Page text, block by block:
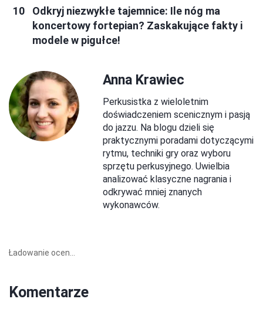
Odkryj niezwykłe tajemnice: Ile nóg ma
koncertowy fortepian? Zaskakujące fakty i
modele w pigułce!
Anna Krawiec
Perkusistka z wieloletnim
doświadczeniem scenicznym i pasją
do jazzu. Na blogu dzieli się
praktycznymi poradami dotyczącymi
rytmu, techniki gry oraz wyboru
sprzętu perkusyjnego. Uwielbia
analizować klasyczne nagrania i
odkrywać mniej znanych
wykonawców.
Ładowanie ocen...
Komentarze